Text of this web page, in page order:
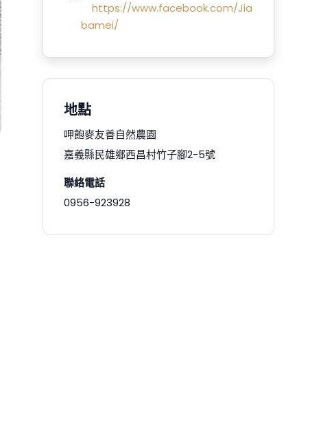
https://www.facebook.com/Jia
bamei/
地點
呷飽麥友善自然農園
嘉義縣民雄鄉西昌村竹子腳2-5號
聯絡電話
0956-923928